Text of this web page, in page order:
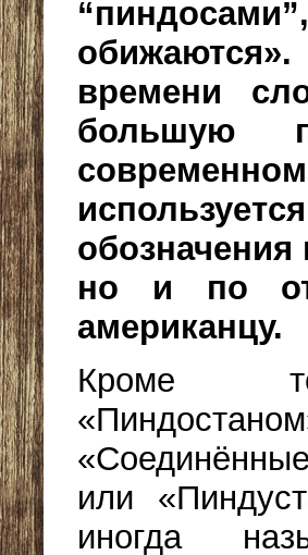
времени
большую
но и по
американцу.
Кроме
или
иногда